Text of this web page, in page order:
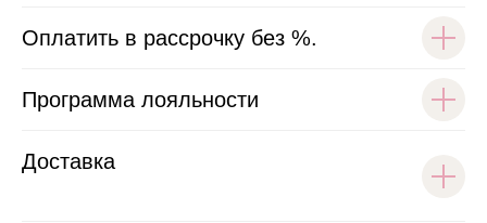
Оплатить в рассрочку без %.
Программа лояльности
Доставка